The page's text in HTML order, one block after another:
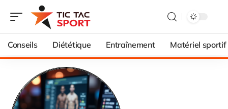
Conseils Diététique Entraînement Matériel sportif